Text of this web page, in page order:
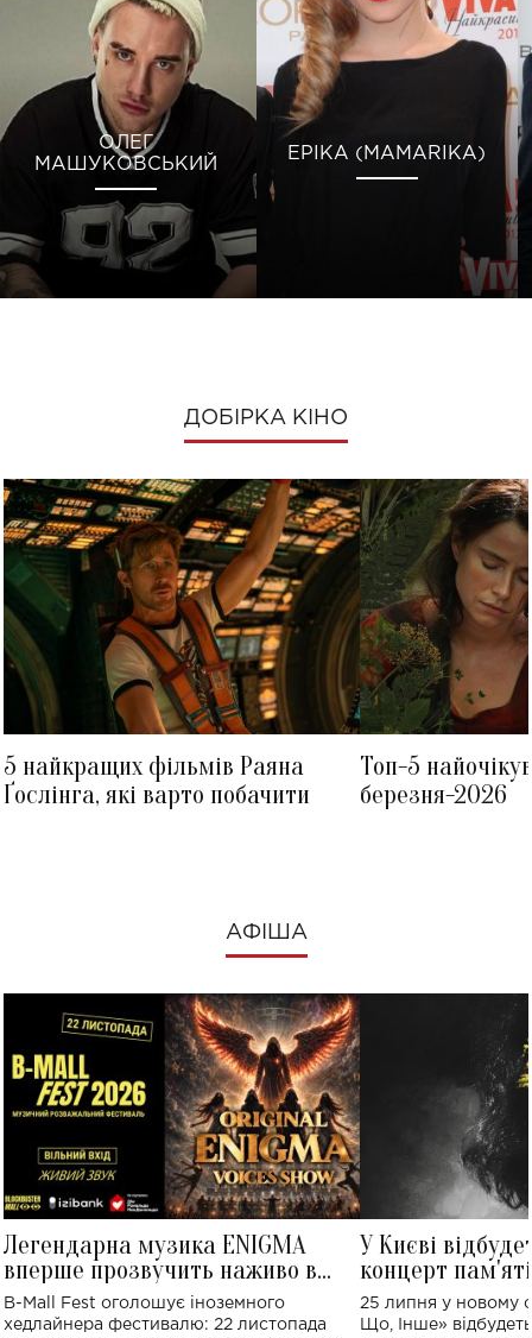
ОЛЕГ
МАШУКОВСЬКИЙ
ЕРІКА (MAMARIKA)
ДОБІРКА КІНО
5 найкращих фільмів Раяна
Ґослінга, які варто побачити
Топ-5
березня-2026
АФІША
Легендарна музика ENIGMA
вперше прозвучить наживо в
Україні: де відбудеться концерт
B-Mall Fest оголошує іноземного
хедлайнера фестивалю: 22 листопада
У Києві
концерт
Клименка:
виконають
25 липня у новому
Що, Інше»